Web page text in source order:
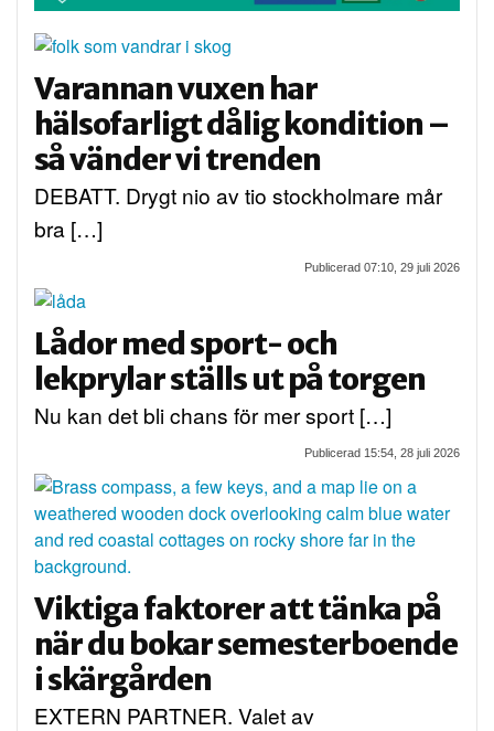
Varannan vuxen har
hälsofarligt dålig kondition –
så vänder vi trenden
DEBATT. Drygt nio av tio stockholmare mår
bra […]
Publicerad 07:10, 29 juli 2026
Lådor med sport- och
lekprylar ställs ut på torgen
Nu kan det bli chans för mer sport […]
Publicerad 15:54, 28 juli 2026
Viktiga faktorer att tänka på
när du bokar semesterboende
i skärgården
EXTERN PARTNER. Valet av